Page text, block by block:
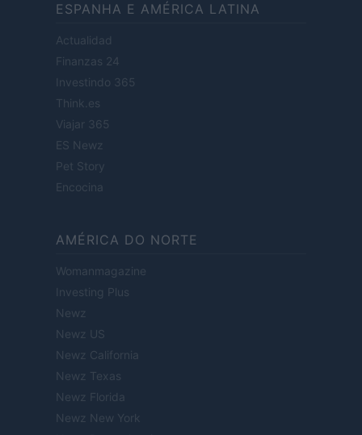
ESPANHA E AMÉRICA LATINA
Actualidad
Finanzas 24
Investindo 365
Think.es
Viajar 365
ES Newz
Pet Story
Encocina
AMÉRICA DO NORTE
Womanmagazine
Investing Plus
Newz
Newz US
Newz California
Newz Texas
Newz Florida
Newz New York